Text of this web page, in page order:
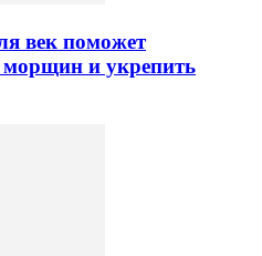
век поможет
морщин и укрепить